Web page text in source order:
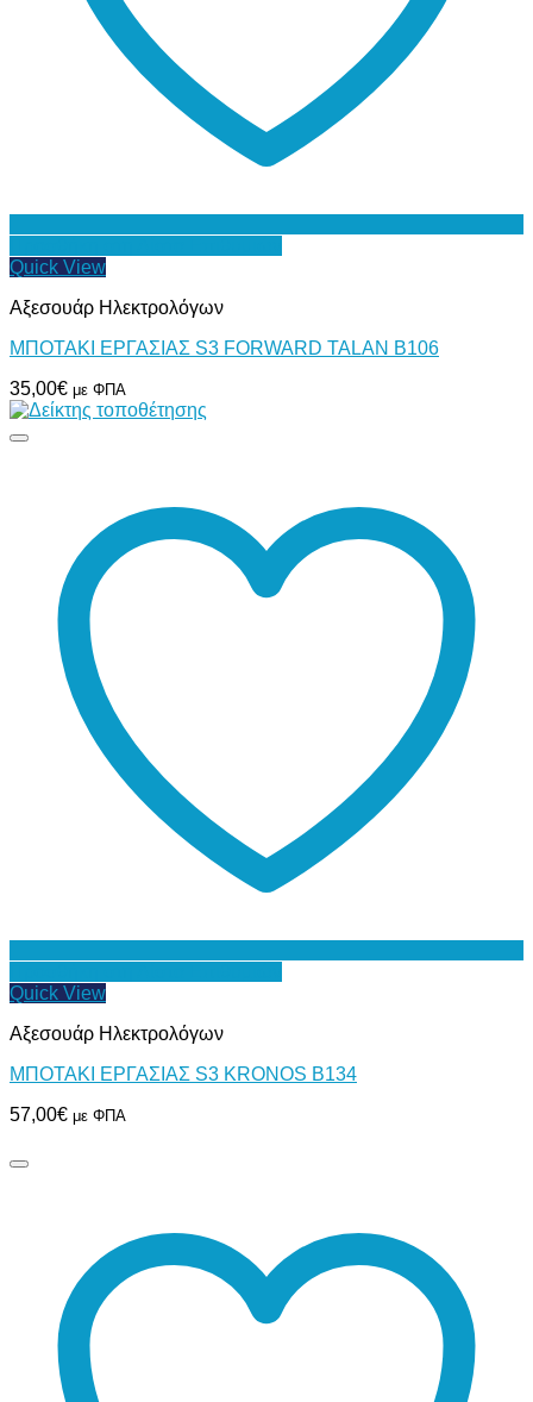
Quick View
Αξεσουάρ Ηλεκτρολόγων
ΜΠΟΤΑΚΙ ΕΡΓΑΣΙΑΣ S3 FORWARD TALAN B106
35,00€ με ΦΠΑ
Quick View
Αξεσουάρ Ηλεκτρολόγων
ΜΠΟΤΑΚΙ ΕΡΓΑΣΙΑΣ S3 KRONOS B134
57,00€ με ΦΠΑ